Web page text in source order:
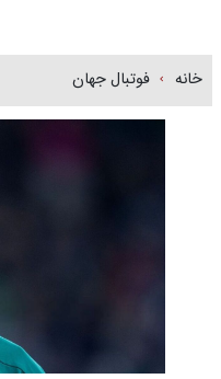
خانه فوتبال جهان